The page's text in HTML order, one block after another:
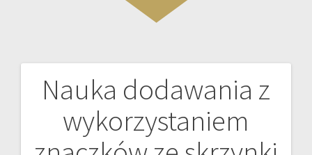
Nauka dodawania z
wykorzystaniem
Nawigacja
wpisu